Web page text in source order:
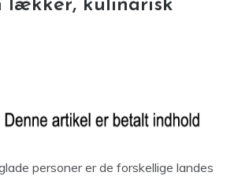
lækker, kulinarisk
personer er de forskellige landes